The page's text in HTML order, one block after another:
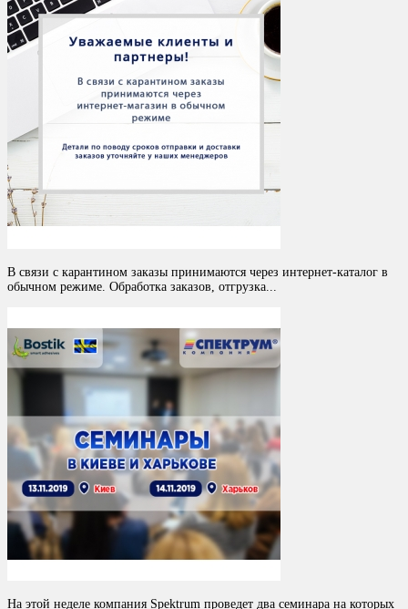
В связи с карантином заказы принимаются через интернет-каталог в
обычном режиме. Обработка заказов, отгрузка...
На этой неделе компания Spektrum проведет два семинара на которых